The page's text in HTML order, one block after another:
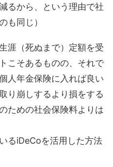
るから、という理由で社
も同じ）
涯（死ぬまで）定額を受
こそあるものの、それで
人年金保険に入れば良い
り崩しするより損をする
ための社会保険料よりは
るiDeCoを活用した方法